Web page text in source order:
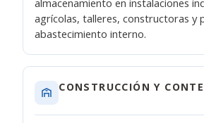
agrícolas, talleres, constructoras y
abastecimiento interno.
CONSTRUCCIÓN Y